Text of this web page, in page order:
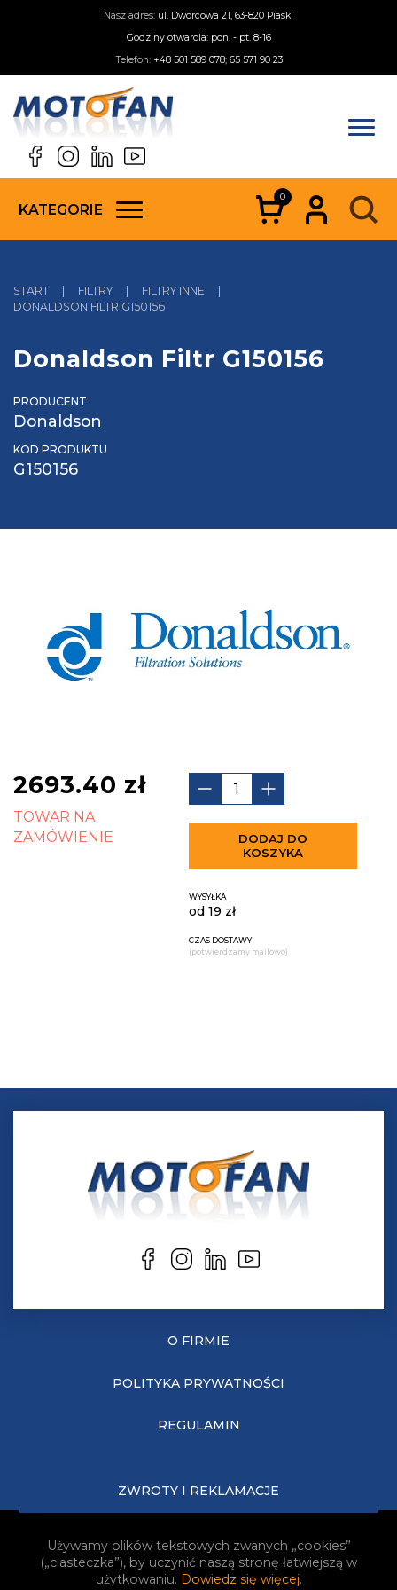
Nasz adres: ul. Dworcowa 21, 63-820 Piaski
Godziny otwarcia: pon. - pt. 8-16
Telefon: +48 501 589 078; 65 571 90 23
KATEGORIE
0
START | FILTRY | FILTRY INNE
|
DONALDSON FILTR G150156
Donaldson Filtr G150156
PRODUCENT
Donaldson
KOD PRODUKTU
G150156
2693.40 zł
TOWAR NA
ZAMÓWIENIE
DODAJ DO
KOSZYKA
WYSYŁKA
od 19 zł
CZAS DOSTAWY
(potwierdzamy mailowo)
O FIRMIE
POLITYKA PRYWATNOŚCI
REGULAMIN
ZWROTY I REKLAMACJE
JAK KUPOWAĆ?
Używamy plików tekstowych zwanych „cookies”
(„ciasteczka”), by uczynić naszą stronę łatwiejszą w
użytkowaniu. Dowiedz się więcej.